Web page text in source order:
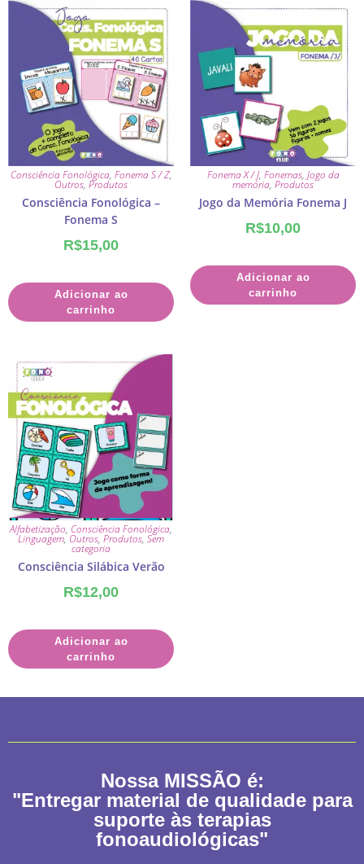
Consciência Fonológica, Fonema S / Z,
Outros, Produtos
Consciência Fonológica –
Fonema S
R$15,00
Adicionar ao
carrinho
Fonema X / J, Fonemas, Jogo da
memória, Produtos
Jogo da Memória Fonema J
R$10,00
Adicionar ao
carrinho
Alfabetização, Consciência Fonológica,
Linguagem, Outros, Produtos, Sem
categoria
Consciência Silábica Verão
R$12,00
Adicionar ao
carrinho
Nossa MISSÃO é:
"Entregar material de qualidade para
suporte às terapias
fonoaudiológicas"